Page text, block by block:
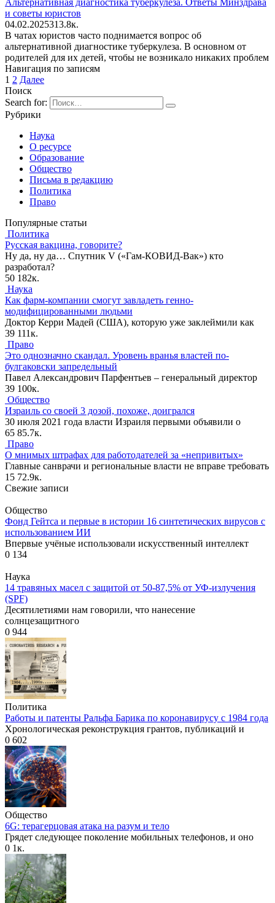
и советы юристов
04.02.2025313.8к.
В чатах юристов часто поднимается вопрос об
альтернативной диагностике туберкулеза. В основном от
родителей для их детей, чтобы не возникало никаких проблем
Навигация по записям
1 2 Далее
Поиск
Search for:
Рубрики
Наука
О ресурсе
Образование
Общество
Письма в редакцию
Политика
Право
Популярные статьи
Политика
Русская вакцина, говорите?
Ну да, ну да… Спутник V («Гам-КОВИД-Вак») кто
разработал?
50 182к.
Наука
Как фарм-компании смогут завладеть генно-
модифицированными людьми
Доктор Керри Мадей (США), которую уже заклеймили как
39 111к.
Право
Это однозначно скандал. Уровень вранья властей по-
булгаковски запредельный
Павел Александрович Парфентьев – генеральный директор
39 100к.
Общество
Израиль со своей 3 дозой, похоже, доигрался
30 июля 2021 года власти Израиля первыми объявили о
65 85.7к.
Право
О мнимых штрафах для работодателей за «непривитых»
Главные санврачи и региональные власти не вправе требовать
15 72.9к.
Свежие записи
Общество
Фонд Гейтса и первые в истории 16 синтетических вирусов с
использованием ИИ
Впервые учёные использовали искусственный интеллект
0 134
Наука
14 травяных масел с защитой от 50-87,5% от УФ-излучения
(SPF)
Десятилетиями нам говорили, что нанесение
солнцезащитного
0 944
Политика
Работы и патенты Ральфа Барика по коронавирусу с 1984 года
Хронологическая реконструкция грантов, публикаций и
0 602
Общество
6G: терагерцовая атака на разум и тело
Грядет следующее поколение мобильных телефонов, и оно
0 1к.